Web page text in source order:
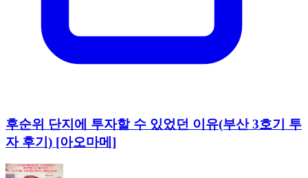
후순위 단지에 투자할 수 있었던 이유(부산 3호기 투
자 후기) [아오마메]